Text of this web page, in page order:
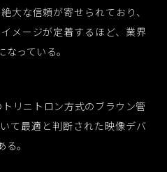
大な信頼が寄せられており、
メージが定着するほど、業界
っている。
リニトロン方式のブラウン管
て最適と判断された映像デバ
。